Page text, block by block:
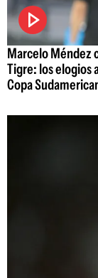
Marcelo Méndez
Tigre: los elogios
Copa